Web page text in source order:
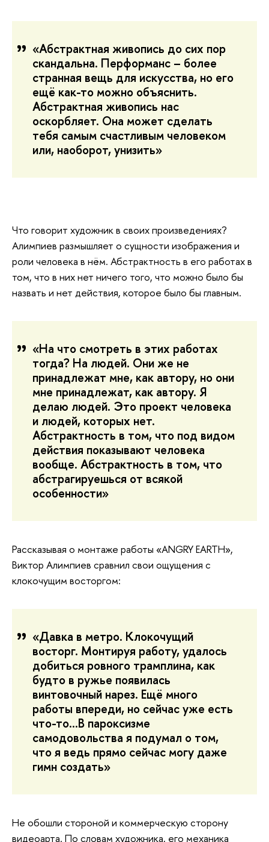
«Абстрактная живопись до сих пор
скандальна. Перформанс – более
странная вещь для искусства, но его
ещё как-то можно объяснить.
Абстрактная живопись нас
оскорбляет. Она может сделать
тебя самым счастливым человеком
или, наоборот, унизить»
Что говорит художник в своих произведениях?
Алимпиев размышляет о сущности изображения и
роли человека в нём. Абстрактность в его работах в
том, что в них нет ничего того, что можно было бы
назвать и нет действия, которое было бы главным.
«На что смотреть в этих работах
тогда? На людей. Они же не
принадлежат мне, как автору, но они
мне принадлежат, как автору. Я
делаю людей. Это проект человека
и людей, которых нет.
Абстрактность в том, что под видом
действия показывают человека
вообще. Абстрактность в том, что
абстрагируешься от всякой
особенности»
Рассказывая о монтаже работы «ANGRY EARTH»,
Виктор Алимпиев сравнил свои ощущения с
клокочущим восторгом:
«Давка в метро. Клокочущий
восторг. Монтируя работу, удалось
добиться ровного трамплина, как
будто в ружье появилась
винтовочный нарез. Ещё много
работы впереди, но сейчас уже есть
что-то...В пароксизме
самодовольства я подумал о том,
что я ведь прямо сейчас могу даже
гимн создать»
Не обошли стороной и коммерческую сторону
видеоарта. По словам художника, его механика